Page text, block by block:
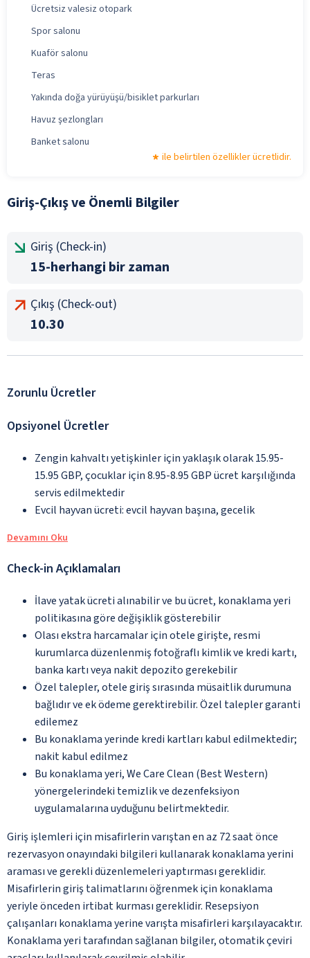
Ücretsiz valesiz otopark
Spor salonu
Kuaför salonu
Teras
Yakında doğa yürüyüşü/bisiklet parkurları
Havuz şezlongları
Banket salonu
ile belirtilen özellikler ücretlidir.
Giriş-Çıkış ve Önemli Bilgiler
Giriş (Check-in)
15-herhangi bir zaman
Çıkış (Check-out)
10.30
Zorunlu Ücretler
Opsiyonel Ücretler
Zengin kahvaltı yetişkinler için yaklaşık olarak 15.95-
15.95 GBP, çocuklar için 8.95-8.95 GBP ücret karşılığında
servis edilmektedir
Evcil hayvan ücreti: evcil hayvan başına, gecelik
Devamını Oku
Check-in Açıklamaları
İlave yatak ücreti alınabilir ve bu ücret, konaklama yeri
politikasına göre değişiklik gösterebilir
Olası ekstra harcamalar için otele girişte, resmi
kurumlarca düzenlenmiş fotoğraflı kimlik ve kredi kartı,
banka kartı veya nakit depozito gerekebilir
Özel talepler, otele giriş sırasında müsaitlik durumuna
bağlıdır ve ek ödeme gerektirebilir. Özel talepler garanti
edilemez
Bu konaklama yerinde kredi kartları kabul edilmektedir;
nakit kabul edilmez
Bu konaklama yeri, We Care Clean (Best Western)
yönergelerindeki temizlik ve dezenfeksiyon
uygulamalarına uyduğunu belirtmektedir.
Giriş işlemleri için misafirlerin varıştan en az 72 saat önce
rezervasyon onayındaki bilgileri kullanarak konaklama yerini
araması ve gerekli düzenlemeleri yaptırması gereklidir.
Misafirlerin giriş talimatlarını öğrenmek için konaklama
yeriyle önceden irtibat kurması gereklidir. Resepsiyon
çalışanları konaklama yerine varışta misafirleri karşılayacaktır.
Konaklama yeri tarafından sağlanan bilgiler, otomatik çeviri